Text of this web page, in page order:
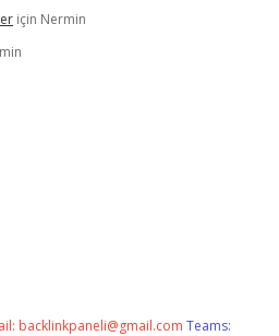
için Nermin
backlinkpaneli@gmail.com Teams: